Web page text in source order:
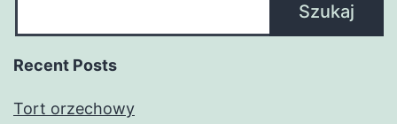
Szukaj
Recent Posts
Tort orzechowy